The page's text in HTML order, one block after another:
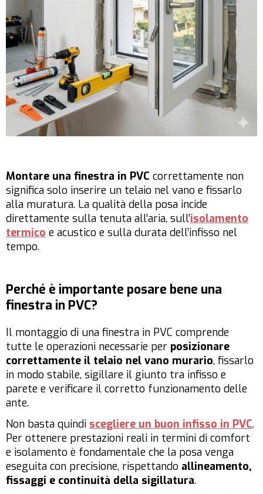
Montare una finestra in PVC correttamente non
significa solo inserire un telaio nel vano e fissarlo
alla muratura. La qualità della posa incide
direttamente sulla tenuta all’aria, sull’isolamento
termico e acustico e sulla durata dell’infisso nel
tempo.
Perché è importante posare bene una
finestra in PVC?
Il montaggio di una finestra in PVC comprende
tutte le operazioni necessarie per posizionare
correttamente il telaio nel vano murario, fissarlo
in modo stabile, sigillare il giunto tra infisso e
parete e verificare il corretto funzionamento delle
ante.
Non basta quindi scegliere un buon infisso in PVC.
Per ottenere prestazioni reali in termini di comfort
e isolamento è fondamentale che la posa venga
eseguita con precisione, rispettando allineamento,
fissaggi e continuità della sigillatura.